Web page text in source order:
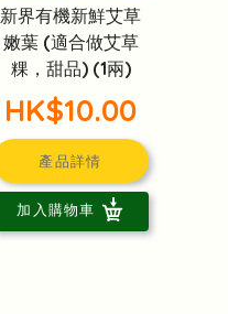
新界有機新鮮艾草
嫩葉 (適合做艾草
粿，甜品) (1兩)
HK$10.00
產品詳情
加入購物車